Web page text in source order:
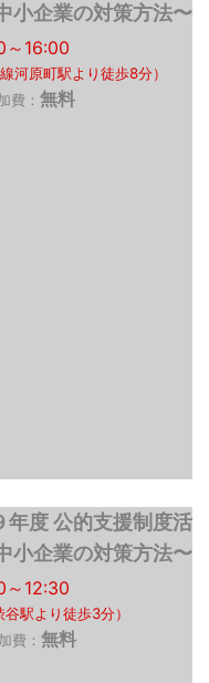
企業の対策方法〜
～16:00
河原町駅より徒歩8分）
費： 無料
年度 公的支援制度活
企業の対策方法〜
～12:30
駅より徒歩3分）
費： 無料